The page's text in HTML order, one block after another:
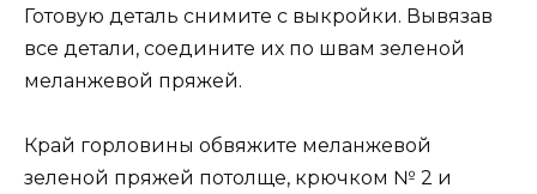
Готовую деталь снимите с выкройки. Вывязав
все детали, соедините их по швам зеленой
меланжевой пряжей.
Край горловины обвяжите меланжевой
зеленой пряжей потолще, крючком № 2 и